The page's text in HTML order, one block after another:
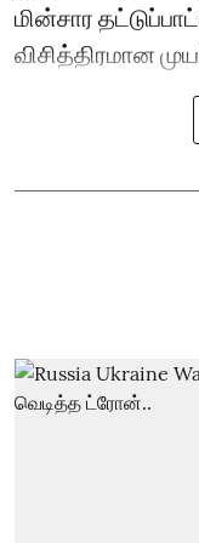
மின்சார
விசித்திரமான